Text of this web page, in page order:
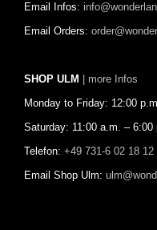
Email Infos:
Email Orders:
SHOP ULM | more Infos
Monday to Friday: 12:00
Saturday: 11:00 a.m. – 6:00
Telefon: +49 731-6 02 18 12
Email Shop Ulm: